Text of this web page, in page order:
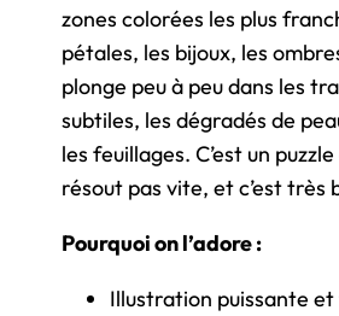
zones colorées les plus
pétales, les bijoux, les
plonge peu à peu dans les
subtiles, les dégradés de
les feuillages. C’est un puzzle
résout pas vite, et c’est très
Pourquoi on l’adore :
Illustration puissante